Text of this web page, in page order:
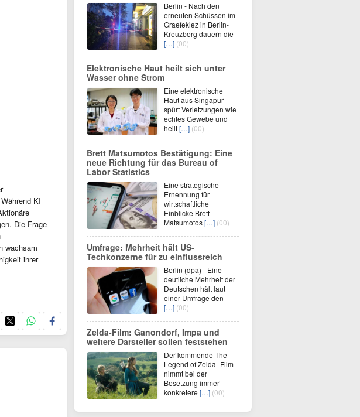
KI
Die Frage
wachsam
ihrer
Berlin - Nach den
erneuten Schüssen im
Graefekiez in Berlin-
Kreuzberg dauern die
[…] (00)
Elektronische Haut heilt sich unter
Wasser ohne Strom
Eine elektronische
Haut aus Singapur
spürt Verletzungen wie
echtes Gewebe und
heilt[…] (00)
Brett Matsumotos Bestätigung: Eine
neue Richtung für das Bureau of
Labor Statistics
Eine strategische
Ernennung für
wirtschaftliche
Einblicke Brett
Matsumotos[…] (00)
Umfrage: Mehrheit hält US-
Techkonzerne für zu einflussreich
Berlin (dpa) - Eine
deutliche Mehrheit der
Deutschen hält laut
einer Umfrage den
[…] (00)
Zelda-Film: Ganondorf, Impa und
weitere Darsteller sollen feststehen
Der kommende The
Legend of Zelda -Film
nimmt bei der
Besetzung immer
konkretere […] (00)